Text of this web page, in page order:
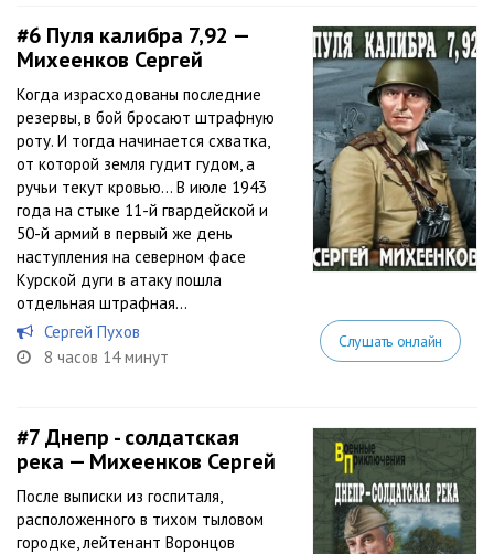
#6 Пуля калибра 7,92 —
Михеенков Сергей
Когда израсходованы последние
резервы, в бой бросают штрафную
роту. И тогда начинается схватка,
от которой земля гудит гудом, а
ручьи текут кровью… В июле 1943
года на стыке 11-й гвардейской и
50-й армий в первый же день
наступления на северном фасе
Курской дуги в атаку пошла
отдельная штрафная...
Сергей Пухов
8 часов 14 минут
Слушать онлайн
#7Днепр - солдатская
река — Михеенков Сергей
После выписки из госпиталя,
расположенного в тихом тыловом
городке, лейтенант Воронцов